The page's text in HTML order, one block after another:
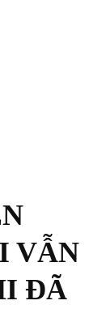
VẪN
ĐÃ